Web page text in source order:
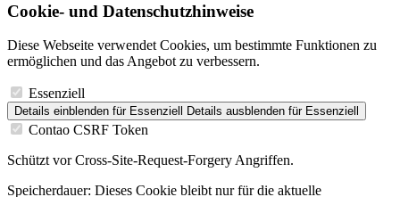
Cookie- und Datenschutzhinweise
Diese Webseite verwendet Cookies, um bestimmte Funktionen zu
ermöglichen und das Angebot zu verbessern.
Essenziell
Details einblenden für Essenziell Details ausblenden für Essenziell
Contao CSRF Token
Schützt vor Cross-Site-Request-Forgery Angriffen.
Speicherdauer: Dieses Cookie bleibt nur für die aktuelle